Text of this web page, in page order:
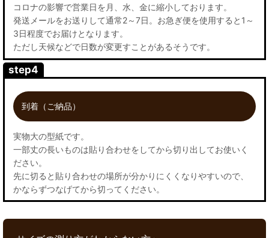
コロナの影響で営業日を月、水、金に縮小しております。
発送メールをお送りして通常2～7日。お急ぎ便を使用すると1～
3日程度でお届けとなります。
ただし天候などで日数が変更すことがあるそうです。
step4
到着（ご納品）
実物大の型紙です。
一部丈の長いものは貼り合わせをしてから切り出してお使いく
ださい。
先に切ると貼り合わせの場所が分かりにくくなりやすいので、
かならずつなげてから切ってください。